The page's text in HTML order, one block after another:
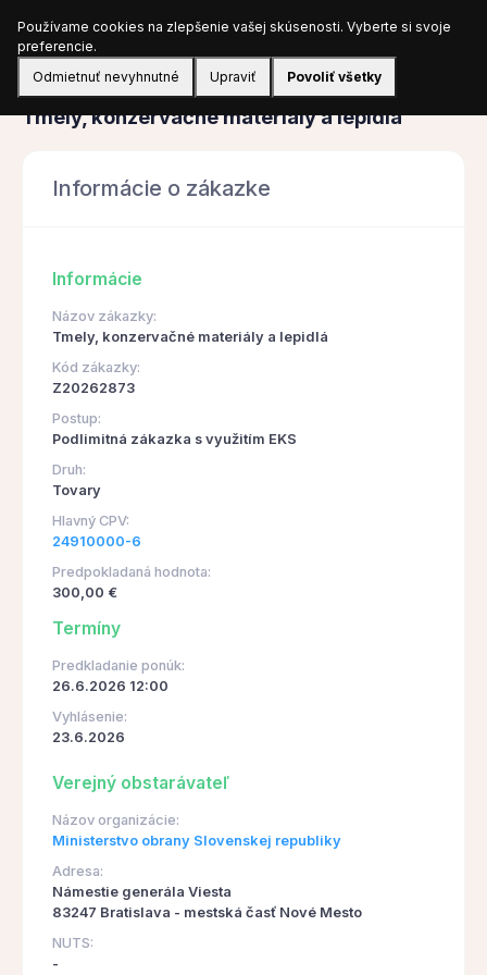
Prihlásiť sa
Obstarávanie
Tmely, konzervačné materiály a lepidlá
Informácie o zákazke
Informácie
Názov zákazky:
Tmely, konzervačné materiály a lepidlá
Kód zákazky:
Z20262873
Postup:
Podlimitná zákazka s využitím EKS
Druh:
Tovary
Hlavný CPV:
24910000-6
Predpokladaná hodnota:
300,00 €
Termíny
Predkladanie ponúk:
26.6.2026 12:00
Vyhlásenie:
23.6.2026
Verejný obstarávateľ
Názov organizácie:
Ministerstvo obrany Slovenskej republiky
Adresa:
Námestie generála Viesta
83247 Bratislava - mestská časť Nové Mesto
NUTS:
-
Používame cookies na zlepšenie vašej skúsenosti. Vyberte si svoje
preferencie.
Odmietnuť nevyhnutné
Upraviť Povoliť všetky